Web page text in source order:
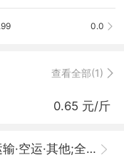
0.0
查看全部(1)
0.65 元/斤
快递·物流专线·整车·铁路运输·空运·其他;全国包邮